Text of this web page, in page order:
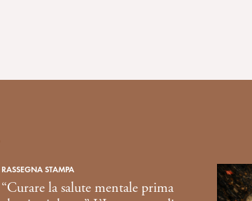
RASSEGNA STAMPA
“Curare la salute mentale prima